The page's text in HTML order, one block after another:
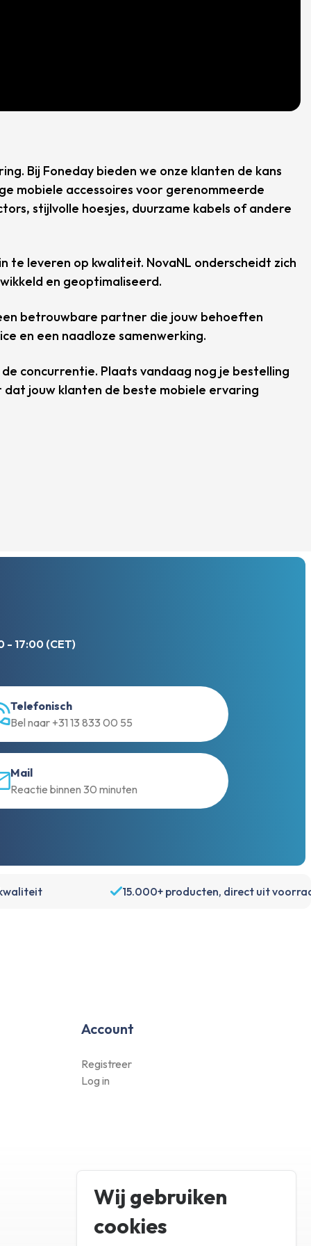
Bij Foneday bieden we onze klanten de kans
mobiele accessoires voor gerenommeerde
stijlvolle hoesjes, duurzame kabels of andere
te leveren op kwaliteit. NovaNL onderscheidt zich
en geoptimaliseerd.
betrouwbare partner die jouw behoeften
en een naadloze samenwerking.
concurrentie. Plaats vandaag nog je bestelling
dat jouw klanten de beste mobiele ervaring
- 17:00 (CET)
Telefonisch
Bel naar +31 13 833 00 55
Mail
Reactie binnen 30 minuten
15.000+ producten, direct uit
Account
Registreer
Log in
Wij gebruiken
cookies